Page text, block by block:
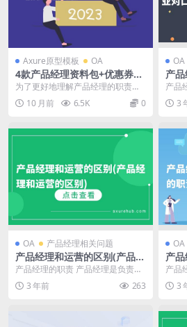
Axure原型模板 OA
4款产品经理资料包+优惠券设
计prd文档【免费下载】
为了更好地理解产品经理的职责与
技能，并提供实用的工具和资源，
我们准备了以下四款免...
10 月前 6.5K 0
OA
产
专
产品
理，
战略
3
OA 产品经理相关问题
产品经理和运营的区别(产品经
理和运营的区别)
产品经理的职责 产品经理是负责产
品规划、设计、开发和推广的专业
人员。他们需要通过...
3 年前 263
OA
产
的
产品
品规
负责
3